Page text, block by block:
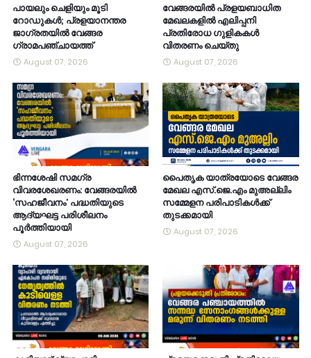
പായലും ചെളിയും മൂടി
റോഡുകൾ; പ്രളയാനന്തര
ജാഗ്രതയിൽ വേങ്ങര
ഗ്രാമപഞ്ചായത്ത്
August 07, 2026
വേങ്ങരയിൽ പ്രളയബാധിത
മേഖലകളിൽ എലിപ്പനി
പ്രതിരോധ ഗുളികകൾ
വിതരണം ചെയ്തു
August 07, 2026
ഭിന്നശേഷി സമഗ്ര
വിവരശേഖരണം: വേങ്ങരയിൽ
‘സഹജീവനം’ പദ്ധതിയുടെ
ആദ്യഘട്ട പരിശീലനം
പൂർത്തിയായി
August 07, 2026
പൈതൃക യാത്രയോടെ വേങ്ങര
മേഖല എസ്.ജെ.എം മുഅല്ലിം
സമ്മേളന പരിപാടികൾക്ക്
തുടക്കമായി
August 07, 2026